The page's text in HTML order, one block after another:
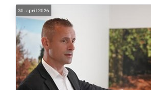
30. april 2026